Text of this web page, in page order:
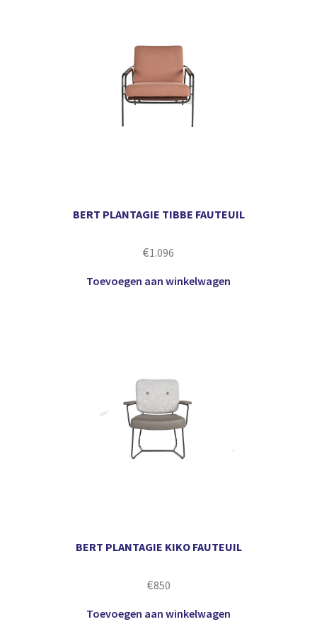
BERT PLANTAGIE TIBBE FAUTEUIL
€1.096
Toevoegen aan winkelwagen
BERT PLANTAGIE KIKO FAUTEUIL
€850
Toevoegen aan winkelwagen